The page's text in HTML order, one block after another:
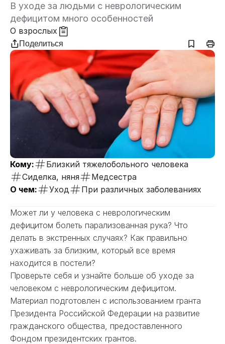
В уходе за людьми с неврологическим
дефицитом много особенностей
О взрослых
Поделиться
Кому:
Близкий тяжелобольного человека
Сиделка, няня
Медсестра
О чем:
Уход При различных заболеваниях
Может ли у человека с неврологическим
дефицитом болеть парализованная рука? Что
делать в экстренных случаях? Как правильно
ухаживать за близким, который все время
находится в постели?
Проверьте себя и узнайте больше об уходе за
человеком с неврологическим дефицитом.
Материал подготовлен с использованием гранта
Президента Российской Федерации на развитие
гражданского общества, предоставленного
Фондом президентских грантов.